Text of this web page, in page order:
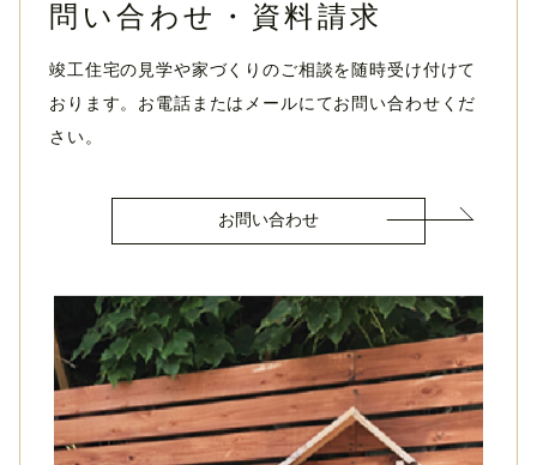
問い合わせ・資料請求
竣工住宅の見学や家づくりのご相談を随時受け付けて
おります。お電話またはメールにてお問い合わせくだ
さい。
お問い合わせ